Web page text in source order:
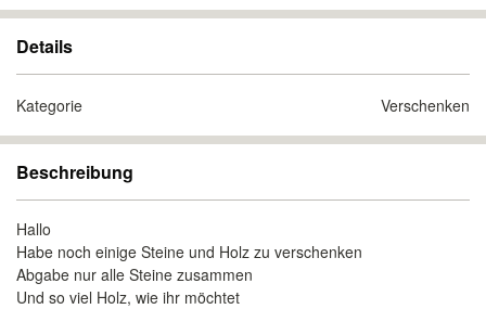
Details
Kategorie Verschenken
Beschreibung
Hallo
Habe noch einige Steine und Holz zu verschenken
Abgabe nur alle Steine zusammen
Und so viel Holz, wie ihr möchtet